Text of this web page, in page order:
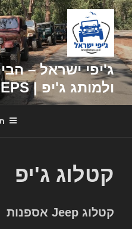
דילוג
לתוכן
ג'יפי ישראל –
ולמותג ג'יפ | ISRAEL JEEPS
קטלוג ג'יפ
קטלוג Jeep אספנות